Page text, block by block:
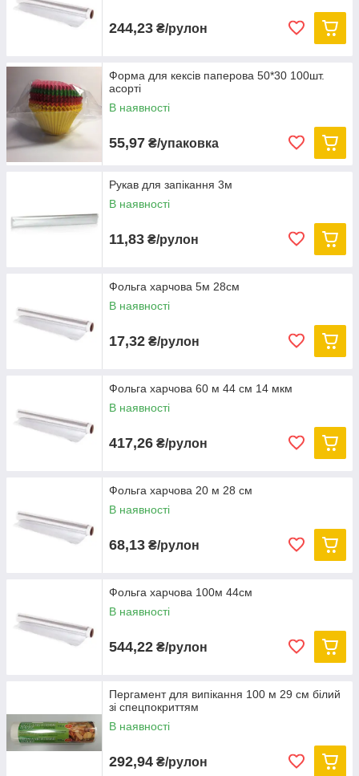
244,23 ₴/рулон
Форма для кексів паперова 50*30 100шт.
асорті
В наявності
55,97 ₴/упаковка
Рукав для запікання 3м
В наявності
11,83 ₴/рулон
Фольга харчова 5м 28см
В наявності
17,32 ₴/рулон
Фольга харчова 60 м 44 см 14 мкм
В наявності
417,26 ₴/рулон
Фольга харчова 20 м 28 см
В наявності
68,13 ₴/рулон
Фольга харчова 100м 44см
В наявності
544,22 ₴/рулон
Пергамент для випікання 100 м 29 см білий
зі спецпокриттям
В наявності
292,94 ₴/рулон